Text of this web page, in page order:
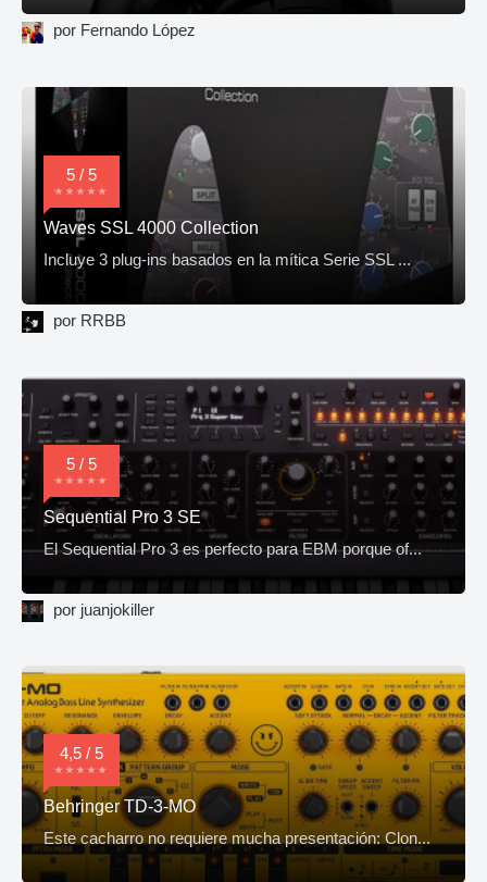
por Fernando López
5 / 5
Waves SSL 4000 Collection
Incluye 3 plug-ins basados en la mítica Serie SSL ...
por RRBB
5 / 5
Sequential Pro 3 SE
El Sequential Pro 3 es perfecto para EBM porque of...
por juanjokiller
4,5 / 5
Behringer TD-3-MO
Este cacharro no requiere mucha presentación: Clon...